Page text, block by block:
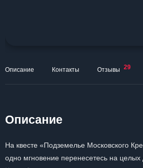
Описание Контакты Отзывы 29
Описание
На квесте «Подземелье Московского
одно мгновение перенесетесь на целых